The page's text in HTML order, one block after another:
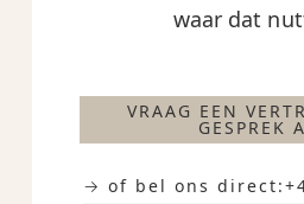
waar dat
VRAAG EEN
GESPREK
→ of bel ons direct: